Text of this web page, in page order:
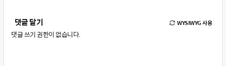
댓글 달기 WYSIWYG 사용
댓글 쓰기 권한이 없습니다.